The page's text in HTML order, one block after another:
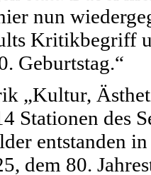
nun
Kritikbegriff
Geburtstag.“
„Kultur,
Stationen des
entstanden
dem 80.